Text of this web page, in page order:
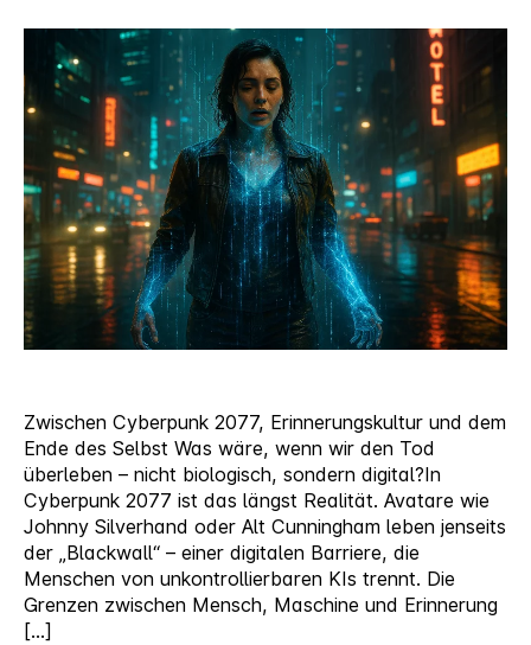
Blackwall:
Wenn
KI
uns
nach
dem
Tod
weiterleben
lässt
Zwischen Cyberpunk 2077, Erinnerungskultur und dem
Ende des Selbst Was wäre, wenn wir den Tod
überleben – nicht biologisch, sondern digital?In
Cyberpunk 2077 ist das längst Realität. Avatare wie
Johnny Silverhand oder Alt Cunningham leben jenseits
der „Blackwall“ – einer digitalen Barriere, die
Menschen von unkontrollierbaren KIs trennt. Die
Grenzen zwischen Mensch, Maschine und Erinnerung
[…]